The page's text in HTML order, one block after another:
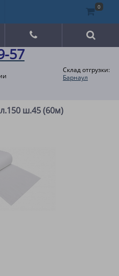
57
Склад отгрузки:
Барнаул
ш.45 (60м)
0